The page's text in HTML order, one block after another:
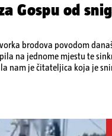
Gospu od
brodova povodom
na jednome mjestu te
nam je čitateljica koja je
živosti prizora. Riječ je o
proslave održat će se i